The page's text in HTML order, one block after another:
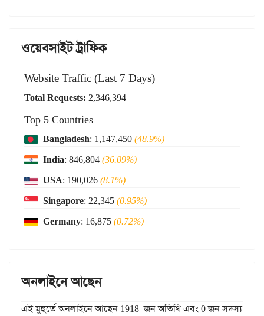
ওয়েবসাইট ট্রাফিক
Website Traffic (Last 7 Days)
Total Requests: 2,346,394
Top 5 Countries
Bangladesh: 1,147,450(48.9%)
India: 846,804(36.09%)
USA: 190,026(8.1%)
Singapore: 22,345(0.95%)
Germany: 16,875(0.72%)
অনলাইনে আছেন
এই মুহুর্তে অনলাইনে আছেন 1918 জন অতিথি এবং 0 জন সদস্য